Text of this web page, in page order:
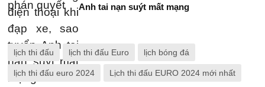
Anh tai nạn suýt mất mạng
lịch thi đấu lịch thi đấu Euro lịch bóng đá
lịch thi đấu euro 2024 Lịch thi đấu EURO 2024 mới nhất